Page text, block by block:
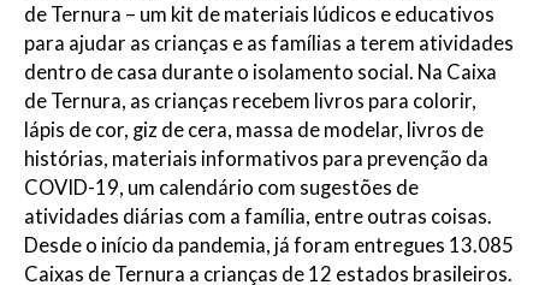
de Ternura – um kit de materiais lúdicos e educativos
para ajudar as crianças e as famílias a terem atividades
dentro de casa durante o isolamento social. Na Caixa
de Ternura, as crianças recebem livros para colorir,
lápis de cor, giz de cera, massa de modelar, livros de
histórias, materiais informativos para prevenção da
COVID-19, um calendário com sugestões de
atividades diárias com a família, entre outras coisas.
Desde o início da pandemia, já foram entregues 13.085
Caixas de Ternura a crianças de 12 estados brasileiros.